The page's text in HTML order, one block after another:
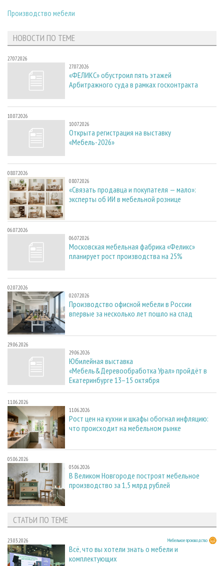
Производство мебели
НОВОСТИ ПО ТЕМЕ
27.07.2026
27.07.2026
«ФЕЛИКС» обустроил пять этажей
Арбитражного суда в рамках госконтракта
10.07.2026
10.07.2026
Открыта регистрация на выставку
«Мебель-2026»
08.07.2026
08.07.2026
«Связать продавца и покупателя — мало»:
эксперты об ИИ в мебельной рознице
06.07.2026
06.07.2026
Московская мебельная фабрика «Феликс»
планирует рост производства на 25%
02.07.2026
02.07.2026
Производство офисной мебели в России
впервые за несколько лет пошло на спад
29.06.2026
29.06.2026
Юбилейная выставка
«Мебель&Деревообработка Урал» пройдёт в
Екатеринбурге 13–15 октября
11.06.2026
11.06.2026
Рост цен на кухни и шкафы обогнал инфляцию:
что происходит на мебельном рынке
05.06.2026
05.06.2026
В Великом Новгороде построят мебельное
производство за 1,5 млрд рублей
СТАТЬИ ПО ТЕМЕ
23.03.2026 Мебельное производство
Всё, что вы хотели знать о мебели и
комплектующих